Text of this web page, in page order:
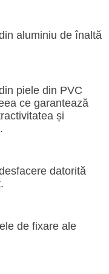
aluminiu de înaltă
piele din PVC
ce garantează
și
datorită
de fixare ale